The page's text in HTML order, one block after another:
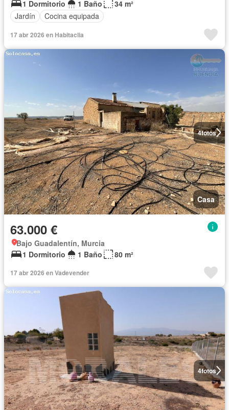
1 Dormitorio 1 Baño
34 m²
Jardín
Cocina equipada
17 abr 2026 en Habitaclia
4fotos
Casa
63.000 €
Bajo Guadalentín, Murcia
1 Dormitorio
1 Baño 80 m²
17 abr 2026 en Vadevender
4fotos